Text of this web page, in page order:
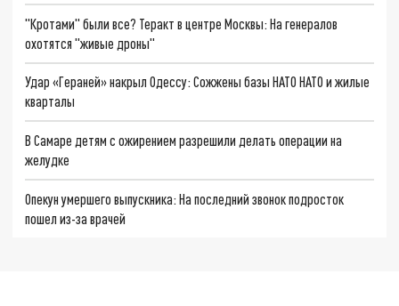
"Кротами" были все? Теракт в центре Москвы: На генералов
охотятся "живые дроны"
Удар «Гераней» накрыл Одессу: Сожжены базы НАТО НАТО и жилые
кварталы
В Самаре детям с ожирением разрешили делать операции на
желудке
Опекун умершего выпускника: На последний звонок подросток
пошел из-за врачей